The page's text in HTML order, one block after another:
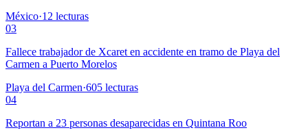
México·12 lecturas
03
Fallece trabajador de Xcaret en accidente en tramo de Playa del
Carmen a Puerto Morelos
Playa del Carmen·605 lecturas
04
Reportan a 23 personas desaparecidas en Quintana Roo